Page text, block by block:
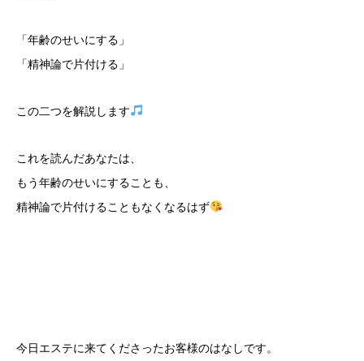
「年齢のせいにする」
「精神論で片付ける」
この二つを解説します
これを読んだあなたは、
もう年齢のせいにすることも、
精神論で片付けることもなくなるはず
今日エステに来てくださったお客様のはなしです。